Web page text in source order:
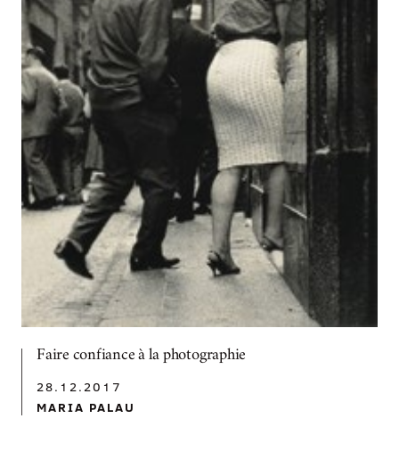
Faire confiance à la photographie
28.12.2017
MARIA PALAU